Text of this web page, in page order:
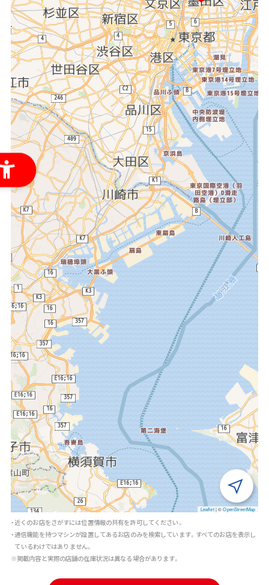
Leaflet |©OpenStreetMap
・近くのお店をさがすには位置情報の共有を許可してください。
・通信機能を持つマシンが設置してあるお店のみを検索しています。すべてのお店を表示し
ているわけではありません。
※掲載内容と実際の店舗の在庫状況は異なる場合があります。